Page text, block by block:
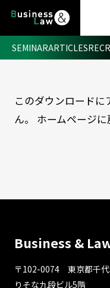
セミナー ・ 記事
セミナー
SEMINARARTICLES
このダウンロード
ん。 ホームページに
Business &
〒102-0074 東京都千代
りそな九段ビル5階